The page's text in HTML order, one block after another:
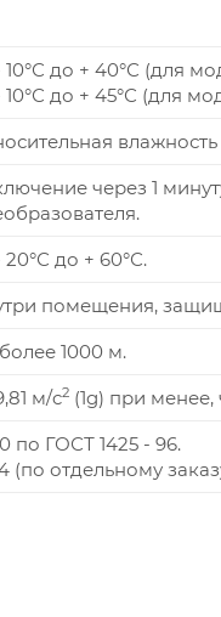
10°С до + 40°С (для
10°С до + 45°С (для
через 1
20°С до + 60°С.
помещения,
1000 м.
м/c2 (1g) при менее,
по ГОСТ 1425 - 96.
(по отдельному